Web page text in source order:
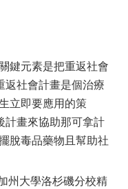
烏克蘭文
克羅埃西亞文
土耳其文
鍵元素是把重返社會
社會計畫是個治療
立即要應用的策
畫來協助那可拿計
脫毒品藥物且幫助社
州大學洛杉磯分校精